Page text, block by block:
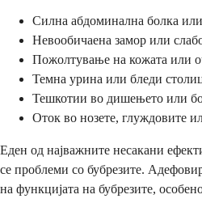
Силна абдоминална болка
Невообичаена замор или
Пожолтување на кожата или
Темна урина или бледи
Тешкотии во дишењето или
Оток во нозете, глуждовите
Еден од најважните несакани
се проблеми со бубрезите.
на функцијата на бубрезите,